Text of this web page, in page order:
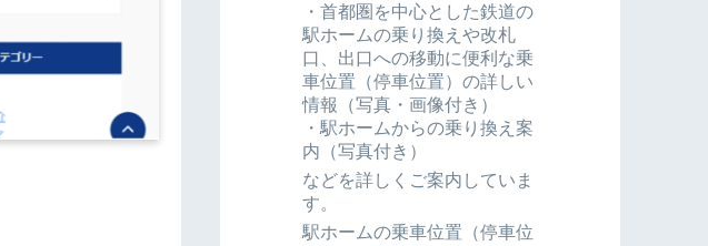
・首都圏を中心とした鉄道の
駅ホームの乗り換えや改札
口、出口への移動に便利な乗
車位置（停車位置）の詳しい
情報（写真・画像付き）
・駅ホームからの乗り換え案
内（写真付き）
などを詳しくご案内していま
す。
駅ホームの乗車位置（停車位